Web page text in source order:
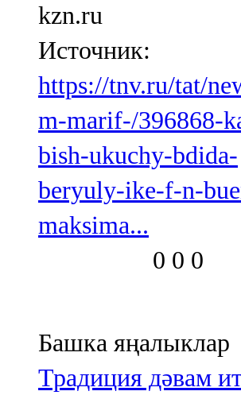
kzn.ru
Источник:
https://tnv.ru/tat/
m-marif-/396868-
bish-ukuchy-bdida-
beryuly-ike-f-n-
maksima...
0 0 0
Башка яңалыклар
Традиция дәвам